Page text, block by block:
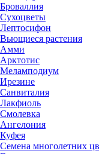
Броваллия
Сухоцветы
Лептосифон
Вьющиеся растения
Амми
Арктотис
Меламподиум
Ирезине
Санвиталия
Лакфиоль
Смолевка
Ангелония
Куфея
Семена многолетних